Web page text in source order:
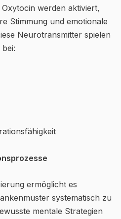
werden aktiviert,
Stimmung und emotionale
Neurotransmitter spielen
ermöglicht es
systematisch zu
mentale Strategien